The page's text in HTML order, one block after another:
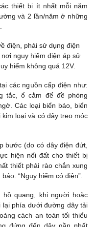
thiết bị ít nhất mỗi năm
và 2 lần/năm ở những
điện, phải sử dụng điện
nguy hiểm điện áp sử
hiểm không quá 12V.
các nguồn cấp điện như:
tắc, ổ cắm để đề phòng
Các loại biển báo, biển
loại và có dây treo móc
bước (do có dây điện đứt,
hiện nối đất cho thiết bị
thiết phải rào chắn xung
“Nguy hiểm có điện”.
quang, khi người hoặc
lại phía dưới đường dây tải
cách an toàn tối thiểu